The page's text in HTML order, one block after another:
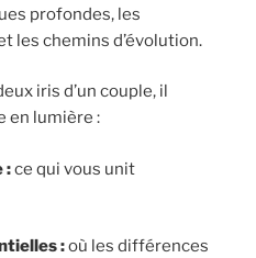
profondes, les
les chemins d’évolution.
iris d’un couple, il
en lumière :
:ce qui vous unit
:où les différences